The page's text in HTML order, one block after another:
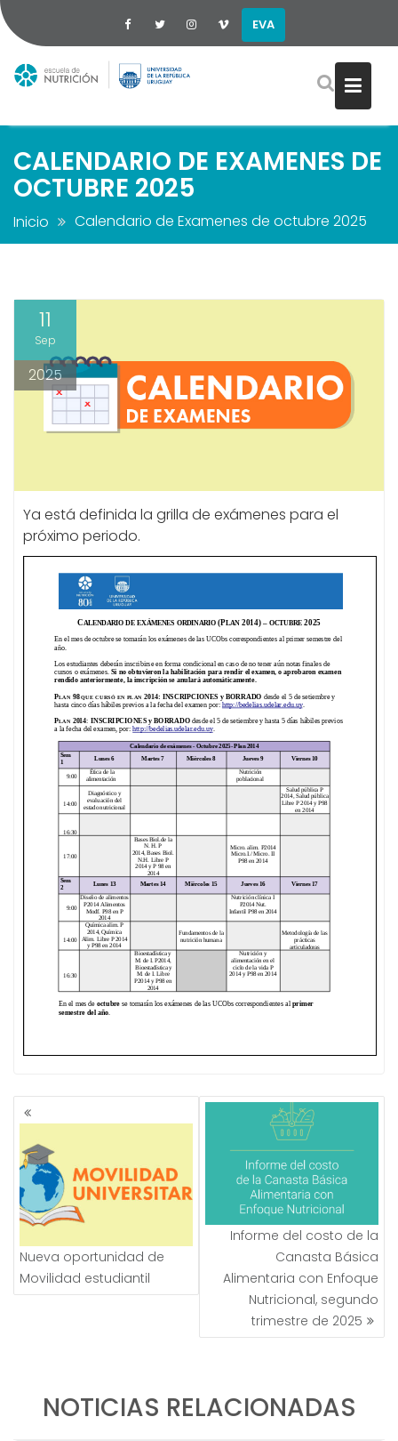
EVA
CALENDARIO DE EXAMENES DE
OCTUBRE 2025
Inicio Calendario de Examenes de octubre 2025
11
Sep
2025
Ya está definida la grilla de exámenes para el
próximo periodo.
NAVEGACIÓN
DE
ENTRADAS
Nueva oportunidad de
Movilidad estudiantil
Informe del costo de la
Canasta Básica
Alimentaria con Enfoque
Nutricional, segundo
trimestre de 2025
NOTICIAS RELACIONADAS